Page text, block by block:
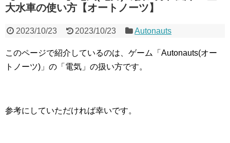
大水車の使い方【オートノーツ】
2023/10/23 2023/10/23 Autonauts
このページで紹介しているのは、ゲーム「Autonauts(オー
トノーツ)」の「電気」の扱い方です。
参考にしていただければ幸いです。